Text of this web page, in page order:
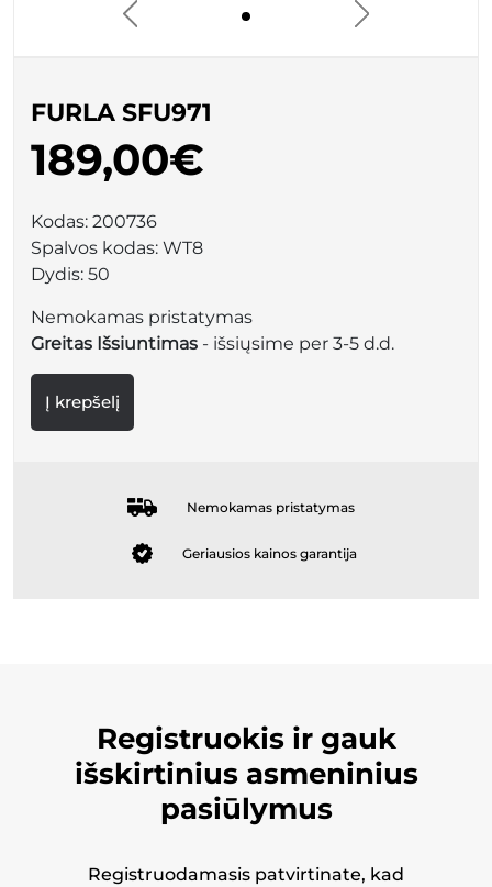
FURLA SFU971
189,00€
Kodas: 200736
Spalvos kodas: WT8
Dydis: 50
Nemokamas pristatymas
Greitas Išsiuntimas - išsiųsime per 3-5 d.d.
Į krepšelį
Nemokamas pristatymas
Geriausios kainos garantija
Registruokis ir gauk
išskirtinius asmeninius
pasiūlymus
Registruodamasis patvirtinate, kad